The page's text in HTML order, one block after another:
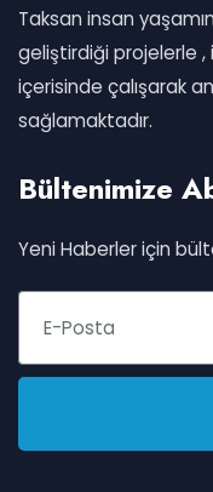
Taksan insan
geliştirdiği projelerle ,
içerisinde çalışarak
sağlamaktadır.
Bültenimize
Yeni Haberler için